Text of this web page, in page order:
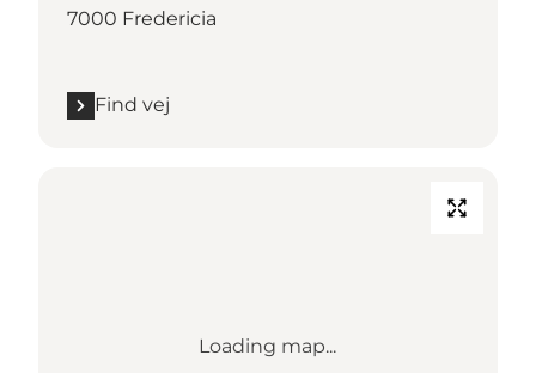
7000 Fredericia
Find vej
Loading map...